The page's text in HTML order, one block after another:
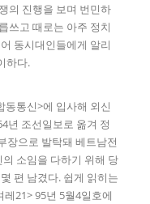
의 진행을 보며 번민하
쓰고 때로는 아주 정치
동시대인들에게 알리
하다.
동통신>에 입사해 외신
년 조선일보로 옮겨 정
장으로 발탁돼 베트남전
소임을 다하기 위해 당
편 남겼다. 쉽게 읽히는
21> 95년 5월4일호에